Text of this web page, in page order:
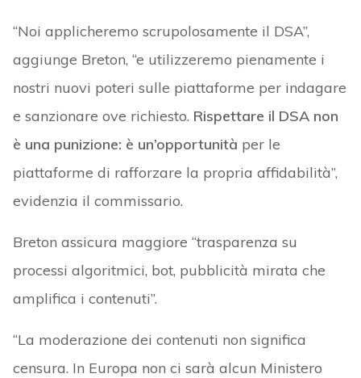
“Noi applicheremo scrupolosamente il DSA”,
aggiunge Breton, “e utilizzeremo pienamente i
nostri nuovi poteri sulle piattaforme per indagare
e sanzionare ove richiesto. Rispettare il DSA non
è una punizione: è un’opportunità per le
piattaforme di rafforzare la propria affidabilità”,
evidenzia il commissario.
Breton assicura maggiore “trasparenza su
processi algoritmici, bot, pubblicità mirata che
amplifica i contenuti”.
“La moderazione dei contenuti non significa
censura. In Europa non ci sarà alcun Ministero